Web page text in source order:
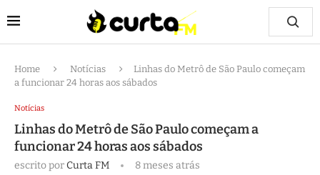
Home Notícias
Linhas do Metrô de São Paulo começam
a funcionar 24 horas aos sábados
Notícias
Linhas do Metrô de São Paulo começam a
funcionar 24 horas aos sábados
escrito porCurta FM 8 meses atrás